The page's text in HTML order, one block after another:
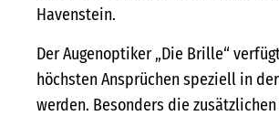
Havenstein.
Der Augenoptiker „Die Brille“
höchsten Ansprüchen speziell in
werden. Besonders die